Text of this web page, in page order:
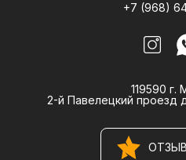
+7 (968)
119590 г.
2-й Павелецкий проезд